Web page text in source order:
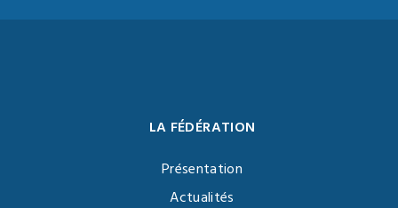
LA FÉDÉRATION
Présentation
Actualités